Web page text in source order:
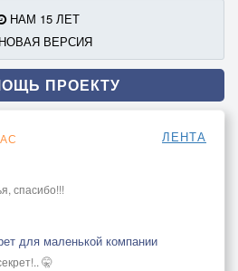
НАМ 15 ЛЕТ
НОВАЯ ВЕРСИЯ
ПРОЕКТУ
ЛЕНТА
спасибо!!!
для маленькой компании
🤫